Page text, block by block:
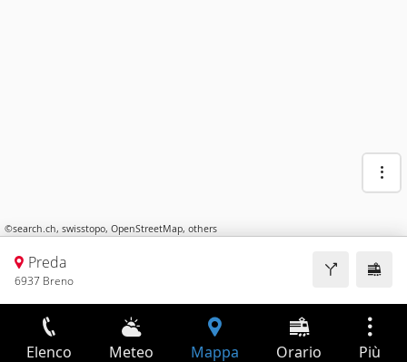
©search.ch, swisstopo, OpenStreetMap, others
Preda
6937 Breno
Elenco Meteo Mappa Orario Più